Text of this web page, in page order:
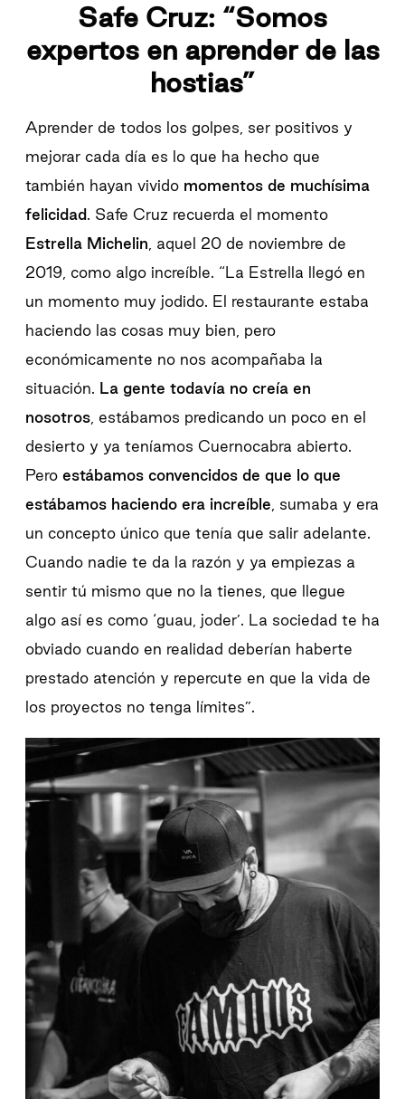
Safe Cruz: “Somos
expertos en aprender de las
hostias”
Aprender de todos los golpes, ser positivos y
mejorar cada día es lo que ha hecho que
también hayan vivido momentos de muchísima
felicidad. Safe Cruz recuerda el momento
Estrella Michelin , aquel 20 de noviembre de
2019, como algo increíble. “La Estrella llegó en
un momento muy jodido. El restaurante estaba
haciendo las cosas muy bien, pero
económicamente no nos acompañaba la
situación. La gente todavía no creía en
nosotros, estábamos predicando un poco en el
desierto y ya teníamos Cuernocabra abierto.
Pero estábamos convencidos de que lo que
estábamos haciendo era increíble , sumaba y era
un concepto único que tenía que salir adelante.
Cuando nadie te da la razón y ya empiezas a
sentir tú mismo que no la tienes, que llegue
algo así es como ‘guau, joder’. La sociedad te ha
obviado cuando en realidad deberían haberte
prestado atención y repercute en que la vida de
los proyectos no tenga límites”.